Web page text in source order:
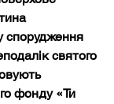
спорудження
святого
фонду «Ти